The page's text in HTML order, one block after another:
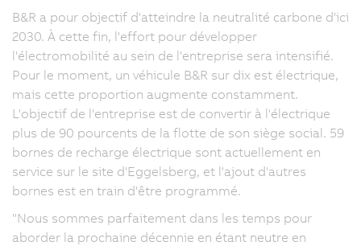
B&R a pour objectif d'atteindre la neutralité carbone d'ici
2030. À cette fin, l'effort pour développer
l'électromobilité au sein de l'entreprise sera intensifié.
Pour le moment, un véhicule B&R sur dix est électrique,
mais cette proportion augmente constamment.
L'objectif de l'entreprise est de convertir à l'électrique
plus de 90 pourcents de la flotte de son siège social. 59
bornes de recharge électrique sont actuellement en
service sur le site d'Eggelsberg, et l'ajout d'autres
bornes est en train d'être programmé.
"Nous sommes parfaitement dans les temps pour
aborder la prochaine décennie en étant neutre en